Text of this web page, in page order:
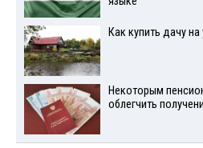
Как купить дачу на
Некоторым
облегчить